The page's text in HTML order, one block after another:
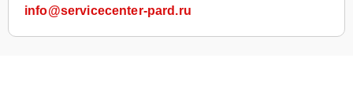
info@servicecenter-pard.ru